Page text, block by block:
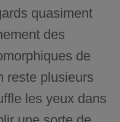
quasiment
des
de
reste plusieurs
les yeux dans